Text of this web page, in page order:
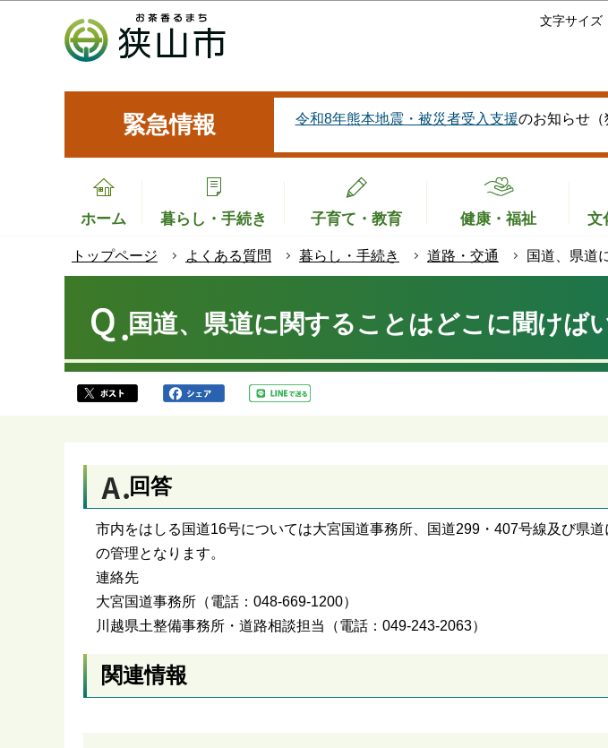
このページ
文字サイズ
緊急情報 令和8年熊本地震・被災者受入支援のお知らせ（
ホーム 暮らし・手続き 子育て・教育 健康・福祉 文
トップページ よくある質問 暮らし・手続き 道路・交通 国道、県道
国道、県道に関することはどこに聞けば
回答
市内をはしる国道16号については大宮国道事務所、国道299・407号線及び県
の管理となります。
連絡先
大宮国道事務所（電話：048-669-1200）
川越県土整備事務所・道路相談担当（電話：049-243-2063）
関連情報